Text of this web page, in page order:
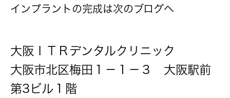
インプラントの完成は次のブログへ
大阪ＩＴＲデンタルクリニック
大阪市北区梅田１－１－３ 大阪駅前
第3ビル１階